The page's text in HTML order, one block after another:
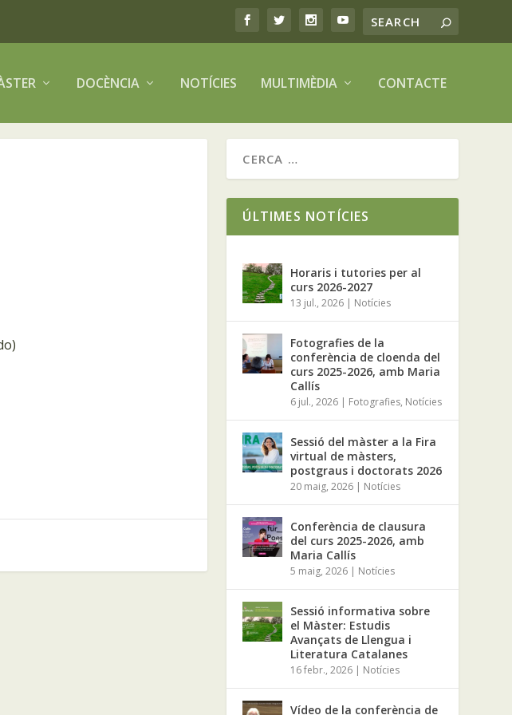
DOCÈNCIA NOTÍCIES MULTIMÈDIA CONTACTE
ÚLTIMES NOTÍCIES
Horaris i tutories per al
curs 2026-2027
13 jul., 2026 | Notícies
Fotografies de la
conferència de cloenda del
curs 2025-2026, amb Maria
Callís
6 jul., 2026 | Fotografies, Notícies
Sessió del màster a la Fira
virtual de màsters,
postgraus i doctorats 2026
20 maig, 2026 | Notícies
Conferència de clausura
del curs 2025-2026, amb
Maria Callís
5 maig, 2026 | Notícies
Sessió informativa sobre
el Màster: Estudis
Avançats de Llengua i
Literatura Catalanes
16 febr., 2026 | Notícies
Vídeo de la conferència de